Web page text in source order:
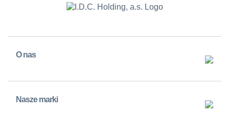
O nas
Nasze marki